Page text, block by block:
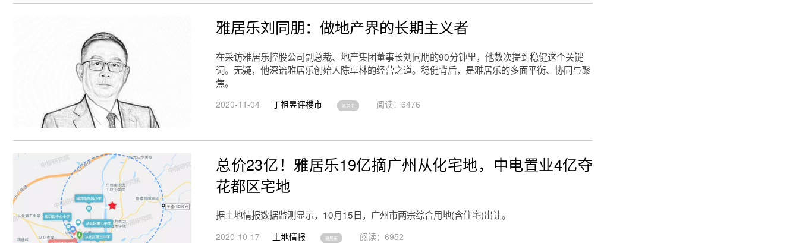
雅居乐刘同朋：做地产界的长期主义者
在采访雅居乐控股公司副总裁、地产集团董事长刘同朋的90分钟里，他数次提到稳健这个关键
词。无疑，他深谙雅居乐创始人陈卓林的经营之道。稳健背后，是雅居乐的多面平衡、协同与聚
焦。
2020-11-04 丁祖昱评楼市 雅居乐 阅读：6476
总价23亿！雅居乐19亿摘广州从化宅地，中电置业4亿夺
花都区宅地
据土地情报数据监测显示，10月15日，广州市两宗综合用地(含住宅)出让。
2020-10-17 土地情报 雅居乐 阅读：6952